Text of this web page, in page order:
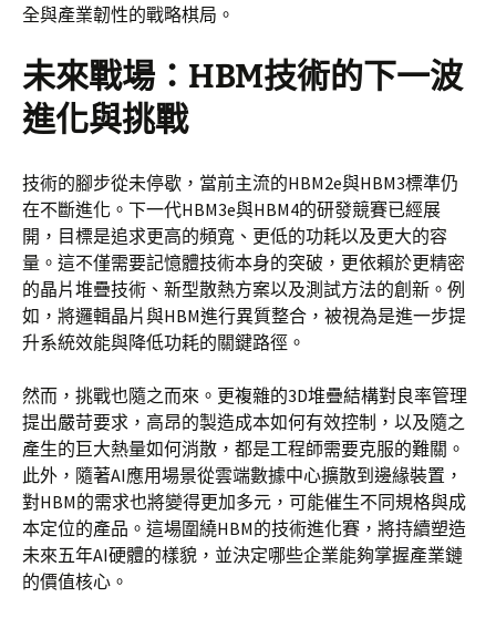
全與產業韌性的戰略棋局。
未來戰場：HBM技術的下一波
進化與挑戰
技術的腳步從未停歇，當前主流的HBM2e與HBM3標準仍
在不斷進化。下一代HBM3e與HBM4的研發競賽已經展
開，目標是追求更高的頻寬、更低的功耗以及更大的容
量。這不僅需要記憶體技術本身的突破，更依賴於更精密
的晶片堆疊技術、新型散熱方案以及測試方法的創新。例
如，將邏輯晶片與HBM進行異質整合，被視為是進一步提
升系統效能與降低功耗的關鍵路徑。
然而，挑戰也隨之而來。更複雜的3D堆疊結構對良率管理
提出嚴苛要求，高昂的製造成本如何有效控制，以及隨之
產生的巨大熱量如何消散，都是工程師需要克服的難關。
此外，隨著AI應用場景從雲端數據中心擴散到邊緣裝置，
對HBM的需求也將變得更加多元，可能催生不同規格與成
本定位的產品。這場圍繞HBM的技術進化賽，將持續塑造
未來五年AI硬體的樣貌，並決定哪些企業能夠掌握產業鏈
的價值核心。